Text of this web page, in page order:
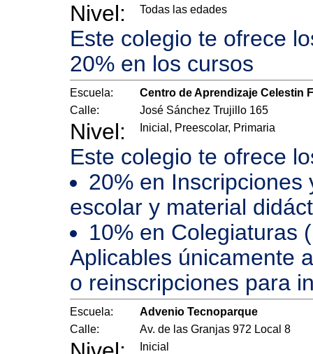
Nivel: Todas las edades
Este colegio te ofrece
20% en los cursos
Escuela:
Centro de Aprendizaje Celestin
Calle:
José Sánchez Trujillo 165
Nivel: Inicial, Preescolar, Primaria
Este colegio te ofrece
20% en Inscripciones
escolar y material
10% en Colegiaturas
Aplicables únicamente
o reinscripciones para
Escuela:
Advenio Tecnoparque
Calle:
Av. de las Granjas 972 Local 8
Inicial